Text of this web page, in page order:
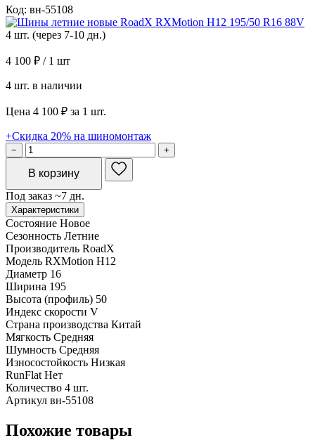
Код: вн-55108
4 шт. (через 7-10 дн.)
4 100 ₽ / 1 шт
4 шт. в наличии
Цена 4 100 ₽ за 1 шт.
+Скидка 20% на шиномонтаж
− +
В корзину
Под заказ ~7 дн.
Характеристики
Состояние Новое
Сезонность Летние
Производитель RoadX
Модель RXMotion H12
Диаметр 16
Ширина 195
Высота (профиль) 50
Индекс скорости V
Страна производства Китай
Мягкость Средняя
Шумность Средняя
Износостойкость Низкая
RunFlat Нет
Количество 4 шт.
Артикул вн-55108
Похожие товары